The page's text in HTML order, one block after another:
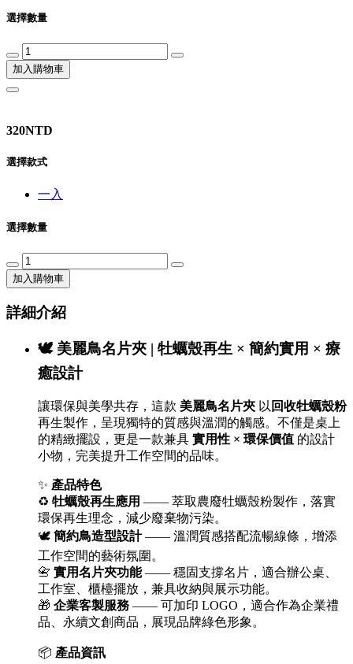
選擇數量
加入購物車
320NTD
選擇款式
一入
選擇數量
加入購物車
詳細介紹
🕊 美麗鳥名片夾 | 牡蠣殼再生 × 簡約實用 × 療
癒設計
讓環保與美學共存，這款 美麗鳥名片夾 以 回收牡蠣殼粉
再生製作，呈現獨特的質感與溫潤的觸感。不僅是桌上
的精緻擺設，更是一款兼具 實用性 × 環保價值 的設計
小物，完美提升工作空間的品味。
✨ 產品特色
♻ 牡蠣殼再生應用 —— 萃取農廢牡蠣殼粉製作，落實
環保再生理念，減少廢棄物污染。
🕊 簡約鳥造型設計—— 溫潤質感搭配流暢線條，增添
工作空間的藝術氛圍。
📇 實用名片夾功能—— 穩固支撐名片，適合辦公桌、
工作室、櫃檯擺放，兼具收納與展示功能。
🎁 企業客製服務 —— 可加印 LOGO，適合作為企業禮
品、永續文創商品，展現品牌綠色形象。
📦 產品資訊